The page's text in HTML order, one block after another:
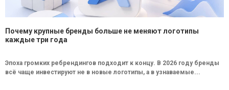
Почему крупные бренды больше не меняют логотипы
каждые три года
Эпоха громких ребрендингов подходит к концу. В 2026 году бренды
всё чаще инвестируют не в новые логотипы, а в узнаваемые...